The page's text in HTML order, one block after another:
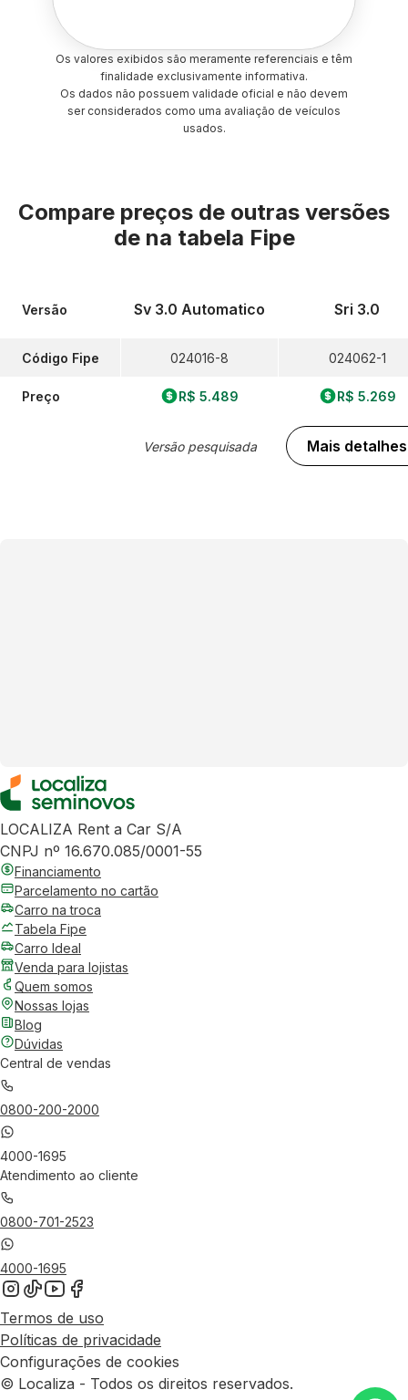
Os valores exibidos são meramente referenciais e têm
finalidade exclusivamente informativa.
Os dados não possuem validade oficial e não devem
ser considerados como uma avaliação de veículos
usados.
Compare preços de outras versões
de na tabela Fipe
Versão
Código Fipe
Preço
Sv 3.0 Automatico
024016-8
R$ 5.489
Versão pesquisada
Sri 3.0
024062-1
R$ 5.269
Mais detalhes
LOCALIZA Rent a Car S/A
CNPJ nº 16.670.085/0001-55
Financiamento
Parcelamento no cartão
Carro na troca
Tabela Fipe
Carro Ideal
Venda para lojistas
Quem somos
Nossas lojas
Blog
Dúvidas
Central de vendas
0800-200-2000
4000-1695
Atendimento ao cliente
0800-701-2523
4000-1695
Termos de uso
Políticas de privacidade
Configurações de cookies
© Localiza - Todos os direitos reservados.